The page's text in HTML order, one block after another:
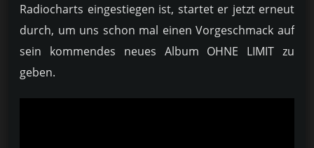
Radiocharts eingestiegen ist, startet er jetzt erneut
durch, um uns schon mal einen Vorgeschmack auf
sein kommendes neues Album OHNE LIMIT zu
geben.